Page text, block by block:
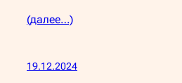
(далее…)
19.12.2024